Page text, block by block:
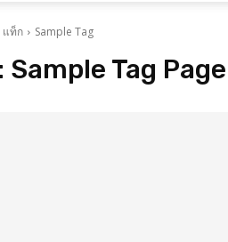
แท็ก Sample Tag
Sample Tag